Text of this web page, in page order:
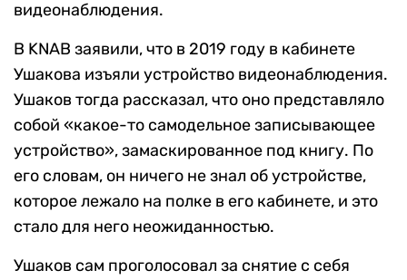
видеонаблюдения.
В KNAB заявили, что в 2019 году в кабинете
Ушакова изъяли устройство видеонаблюдения.
Ушаков тогда рассказал, что оно представляло
собой «какое-то самодельное записывающее
устройство», замаскированное под книгу. По
его словам, он ничего не знал об устройстве,
которое лежало на полке в его кабинете, и это
стало для него неожиданностью.
Ушаков сам проголосовал за снятие с себя